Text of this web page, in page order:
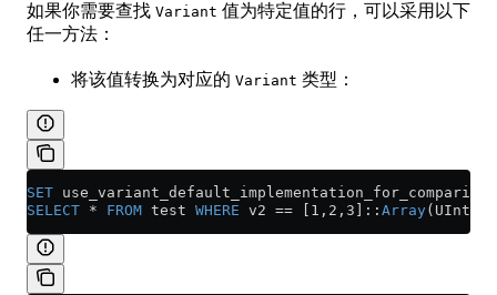
如果你需要查找 Variant 值为特定值的行，可以采用以下
任一方法：
将该值转换为对应的 Variant 类型：
SET
SELECT * FROM test WHERE v2 == [1,2,3]:: Array